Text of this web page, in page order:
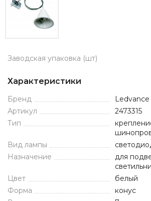
Заводская упаковка (шт)
Характеристики
Бренд
Ledvance
Артикул
2473315
Тип
Вид лампы
Назначение
для
Цвет
белый
Форма
конус